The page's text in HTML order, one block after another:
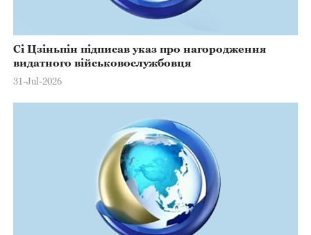
Сі Цзіньпін підписав указ про нагородження
видатного військовослужбовця
31-Jul-2026